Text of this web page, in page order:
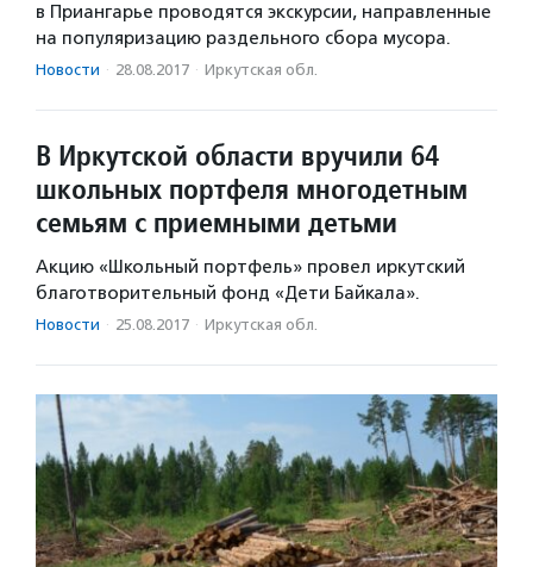
в Приангарье проводятся экскурсии, направленные
на популяризацию раздельного сбора мусора.
Новости · 28.08.2017 · Иркутская обл.
В Иркутской области вручили 64
школьных портфеля многодетным
семьям с приемными детьми
Акцию «Школьный портфель» провел иркутский
благотворительный фонд «Дети Байкала».
Новости · 25.08.2017 · Иркутская обл.